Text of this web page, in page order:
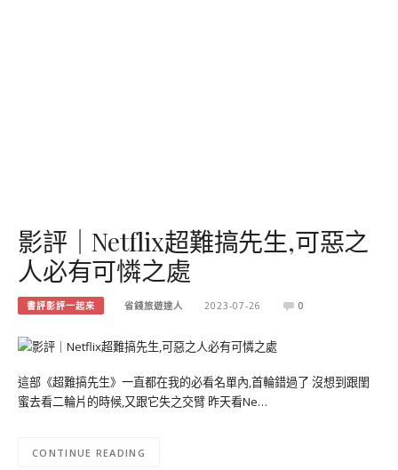
影評｜Netflix超難搞先生,可惡之
人必有可憐之處
書評影評一起來 省錢旅遊達人 2023-07-26 0
這部《超難搞先生》一直都在我的必看名單內,首輪錯過了 沒想到跟閨
蜜去看二輪片的時候,又跟它失之交臂 昨天看Ne…
CONTINUE READING